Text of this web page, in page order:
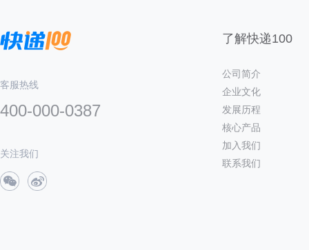
客服热线
400-000-0387
关注我们
了解快递100
公司简介
企业文化
发展历程
核心产品
加入我们
联系我们